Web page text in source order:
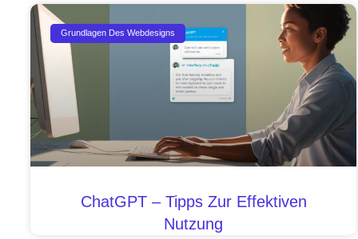
Grundlagen Des Webdesigns
ChatGPT – Tipps Zur Effektiven
Nutzung